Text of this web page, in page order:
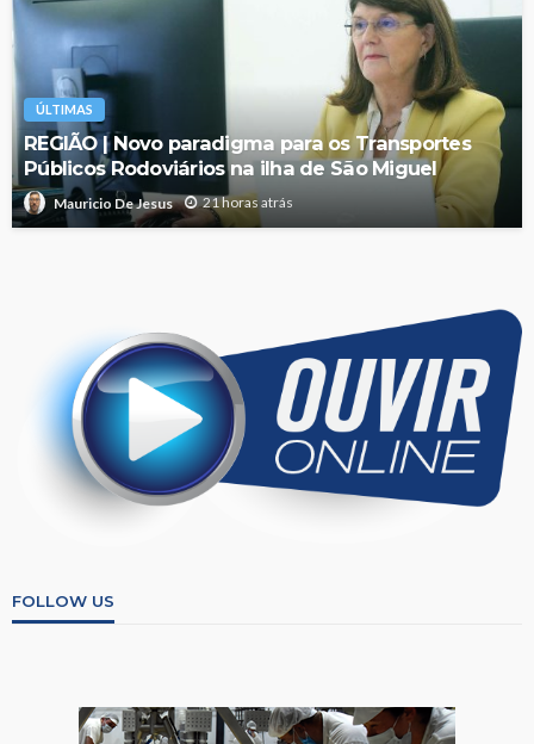
ÚLTIMAS
REGIÃO | Novo paradigma para os Transportes
Públicos Rodoviários na ilha de São Miguel
Mauricio De Jesus 21 horas atrás
FOLLOW US